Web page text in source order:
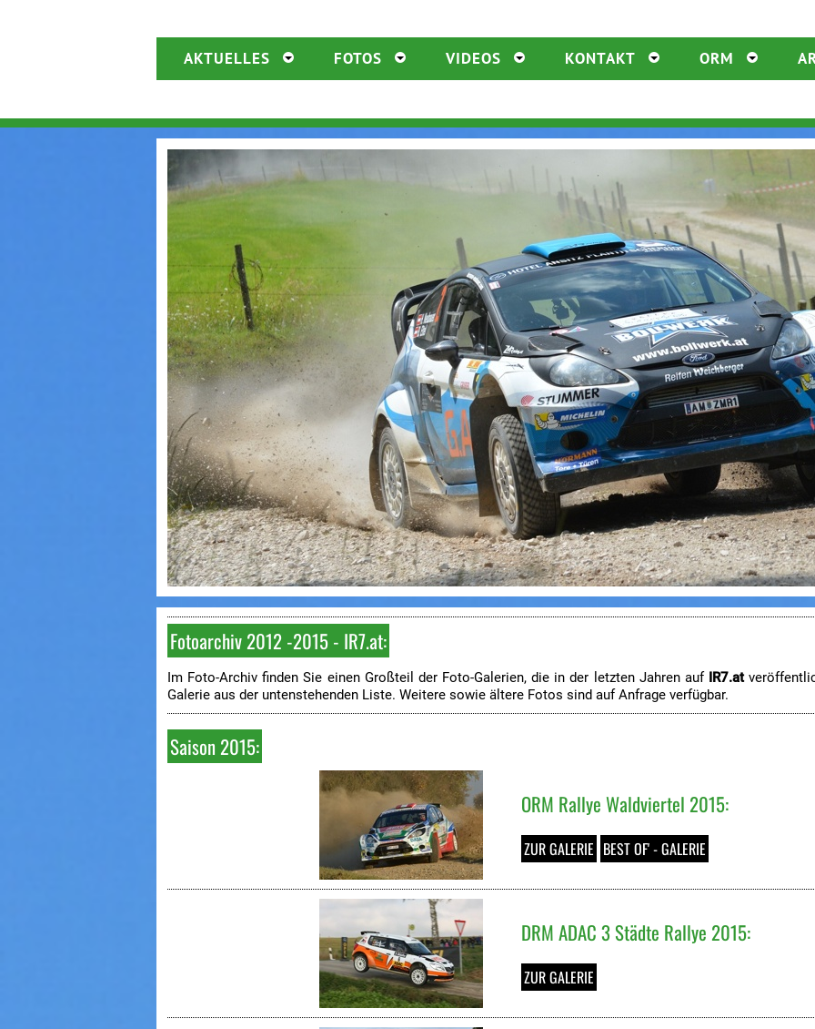
AKTUELLES FOTOS VIDEOS KONTAKT ORM
Fotoarchiv 2012 -2015 - IR7.at:
Im Foto-Archiv finden Sie einen Großteil der Foto-Galerien, die in der letzten Jahren auf IR7.at
Galerie aus der untenstehenden Liste. Weitere sowie ältere Fotos sind auf Anfrage verfügbar.
Saison 2015:
ORM Rallye Waldviertel 2015:
ZUR GALERIE BEST OF' - GALERIE
DRM ADAC 3 Städte Rallye 2015:
ZUR GALERIE